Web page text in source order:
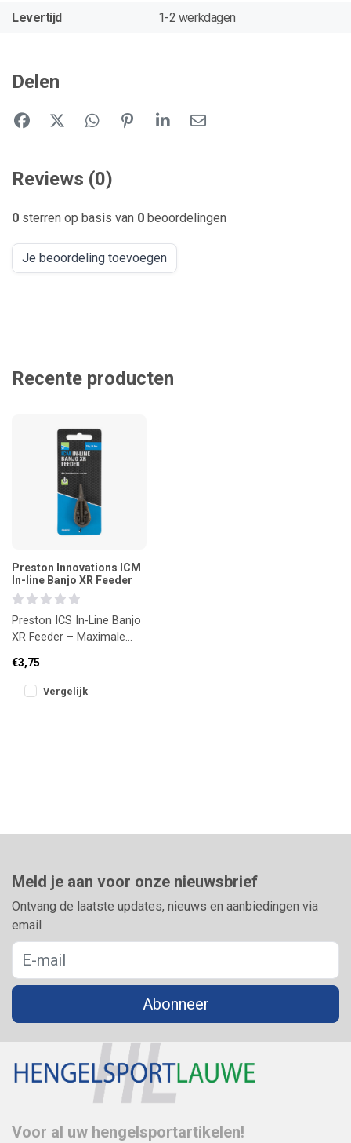
Levertijd 1-2 werkdagen
Delen
Reviews (0)
0 sterren op basis van 0 beoordelingen
Je beoordeling toevoegen
Recente producten
Preston Innovations ICM
In-line Banjo XR Feeder
Preston ICS In-Line Banjo
XR Feeder – Maximale
verspilling
Voor wie net dat be
€3,75
Vergelijk
Meld je aan voor onze nieuwsbrief
Ontvang de laatste updates, nieuws en aanbiedingen via
email
Abonneer
Voor al uw hengelsportartikelen!